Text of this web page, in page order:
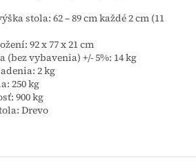
stola: 62 – 89 cm každé 2 cm (11
92 x 77 x 21 cm
(bez vybavenia) +/- 5%: 14 kg
2 kg
250 kg
900 kg
Drevo